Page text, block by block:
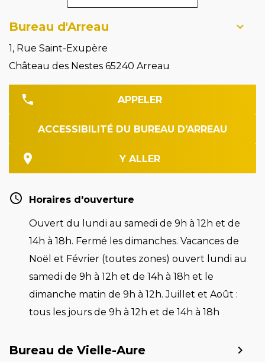
Bureau d'Arreau
1, Rue Saint-Exupère
Château des Nestes 65240 Arreau
APPELER
ACCESSIBILITÉ DU BUREAU D'ARREAU
Y ALLER
Horaires d'ouverture
Ouvert du lundi au samedi de 9h à 12h et de
14h à 18h. Fermé les dimanches. Vacances de
Noël et Février (toutes zones) ouvert lundi au
samedi de 9h à 12h et de 14h à 18h et le
dimanche matin de 9h à 12h. Juillet et Août :
tous les jours de 9h à 12h et de 14h à 18h
Bureau de Vielle-Aure